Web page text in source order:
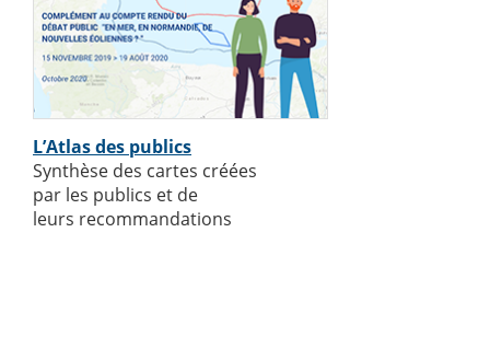
L’Atlas des publics
Synthèse des cartes créées
par les publics et de
leurs recommandations